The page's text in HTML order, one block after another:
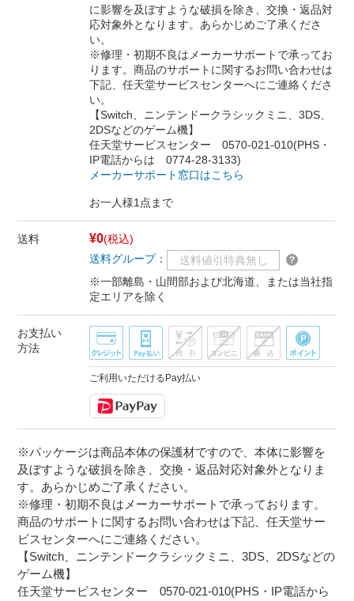
に影響を及ぼすような破損を除き、交換・返品対
応対象外となります。あらかじめご了承くださ
い。
※修理・初期不良はメーカーサポートで承ってお
ります。商品のサポートに関するお問い合わせは
下記、任天堂サービスセンターへにご連絡くださ
い。
【Switch、ニンテンドークラシックミニ、3DS、
2DSなどのゲーム機】
任天堂サービスセンター 0570-021-010(PHS・
IP電話からは 0774-28-3133)
メーカーサポート窓口はこちら
お一人様1点まで
送料 ¥0(税込)
送料グループ：
送料値引特典無し
※一部離島・山間部および北海道、または当社指
定エリアを除く
お支払い
方法
ご利用いただけるPay払い
※パッケージは商品本体の保護材ですので、本体に影響を
及ぼすような破損を除き、交換・返品対応対象外となりま
す。あらかじめご了承ください。
※修理・初期不良はメーカーサポートで承っております。
商品のサポートに関するお問い合わせは下記、任天堂サー
ビスセンターへにご連絡ください。
【Switch、ニンテンドークラシックミニ、3DS、2DSなどの
ゲーム機】
任天堂サービスセンター 0570-021-010(PHS・IP電話から